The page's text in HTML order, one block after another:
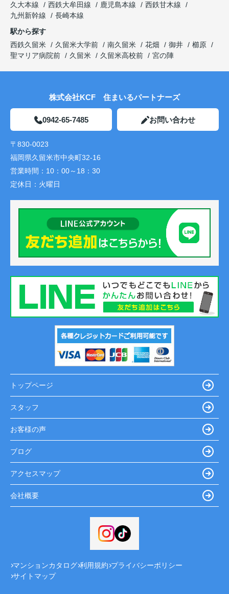
久大本線
西鉄大牟田線 鹿児島本線
西鉄甘木線
九州新幹線
長崎本線
駅から探す
西鉄久留米
久留米大学前 南久留米 花畑 御井
櫛原
聖マリア病院前
久留米 久留米高校前 宮の陣
株式会社KCF 住まいるパートナーズ
0942-65-7485 お問い合わせ
〒830-0023
福岡県久留米市中央町32-16
営業時間： 10：00～18：30
定休日： 火曜日
トップページ
スタッフ
お客様の声
ブログ
アクセスマップ
会社概要
マンションカタログ 利用規約 プライバシーポリシー
サイトマップ